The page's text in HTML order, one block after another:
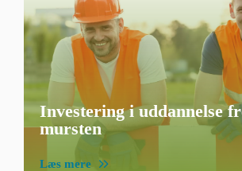
Investering i uddannelse
mursten
Læs mere